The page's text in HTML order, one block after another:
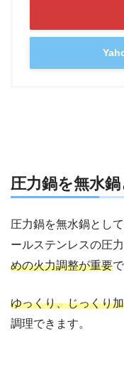
圧力鍋を無水
圧力鍋を無水鍋とし
ールステンレスの圧
めの火力調整が重要
ゆっくり、じっくり
調理できます。